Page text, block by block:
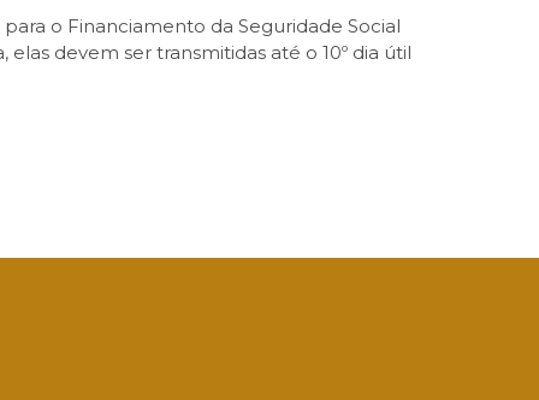
o Financiamento da Seguridade Social
devem ser transmitidas até o 10º dia útil